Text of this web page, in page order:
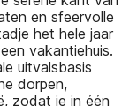
en sfeervolle
het hele jaar
vakantiehuis.
uitvalsbasis
dorpen,
zodat je in één